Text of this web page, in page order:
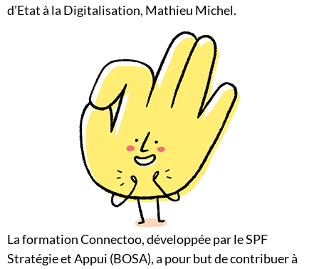
d’Etat à la Digitalisation, Mathieu Michel.
La formation Connectoo, développée par le SPF
Stratégie et Appui (BOSA), a pour but de contribuer à